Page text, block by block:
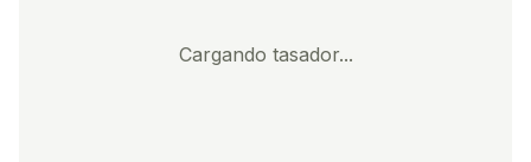
Cargando tasador...